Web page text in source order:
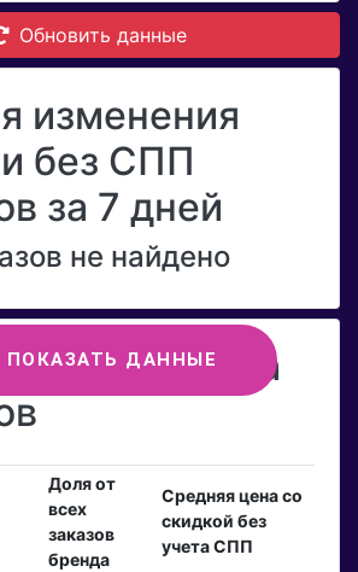
Обновить данные
изменения
без СПП
за 7 дней
ПОКАЗАТЬ ДАННЫЕ
не найдено
бренда
Доля от
всех
заказов
бренда
Средняя цена со
скидкой без
учета СПП